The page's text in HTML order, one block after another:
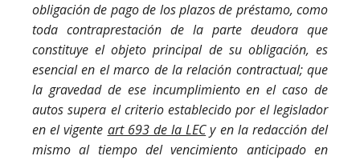
obligación de pago de los plazos de préstamo, como
toda contraprestación de la parte deudora que
constituye el objeto principal de su obligación, es
esencial en el marco de la relación contractual; que
la gravedad de ese incumplimiento en el caso de
autos supera el criterio establecido por el legislador
en el vigente art 693 de la LECy en la redacción del
mismo al tiempo del vencimiento anticipado en